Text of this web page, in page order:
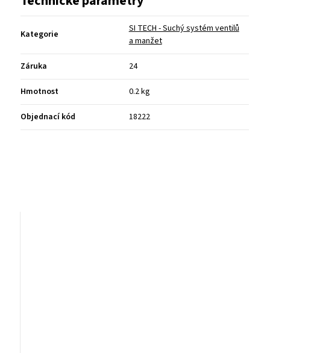
Kategorie
SI TECH - Suchý systém ventilů
a manžet
Záruka 24
Hmotnost 0.2 kg
Objednací kód 18222